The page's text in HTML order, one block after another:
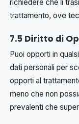
richiedere che li
trattamento, ove
7.5 Diritto di
Puoi opporti in
dati personali per
opporti al
meno che non
prevalenti che